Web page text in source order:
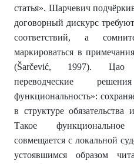
статья». Шарчевич
договорный дискурс
соответствий, а
маркироваться в
(Šarčević, 1997). Цао
переводческие
функциональность»:
в структуре
Такое
совмещается с локальной
устоявшимся образом